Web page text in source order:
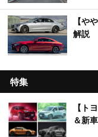
【や
解説
特集
【ト
＆新